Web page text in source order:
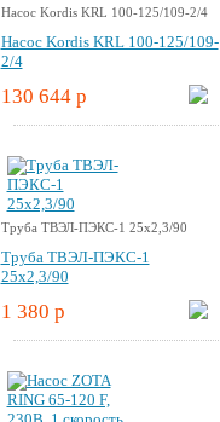
Насос Kordis KRL 100-125/109-2/4
Насос Kordis KRL 100-125/109-
2/4
130 644 p
Труба ТВЭЛ-ПЭКС-1 25x2,3/90
Труба ТВЭЛ-ПЭКС-1
25x2,3/90
1 380 p